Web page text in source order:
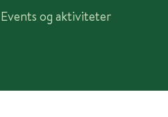
Events og aktiviteter